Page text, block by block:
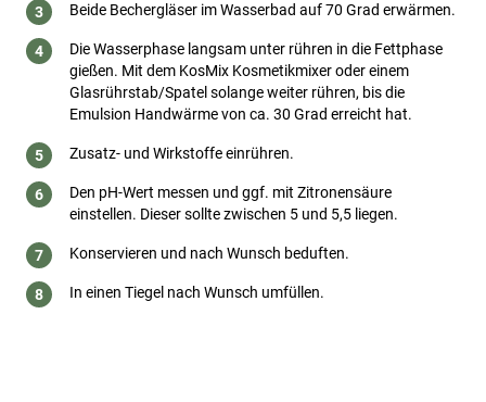
Beide Bechergläser im Wasserbad auf 70 Grad erwärmen.
Die Wasserphase langsam unter rühren in die Fettphase
gießen. Mit dem KosMix Kosmetikmixer oder einem
Glasrührstab/Spatel solange weiter rühren, bis die
Emulsion Handwärme von ca. 30 Grad erreicht hat.
Zusatz- und Wirkstoffe einrühren.
Den pH-Wert messen und ggf. mit Zitronensäure
einstellen. Dieser sollte zwischen 5 und 5,5 liegen.
Konservieren und nach Wunsch beduften.
In einen Tiegel nach Wunsch umfüllen.